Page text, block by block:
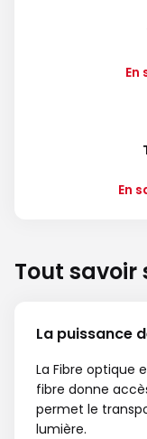
En
En
Tout savoir
La puissance
La Fibre optique
fibre donne
permet le
lumière.